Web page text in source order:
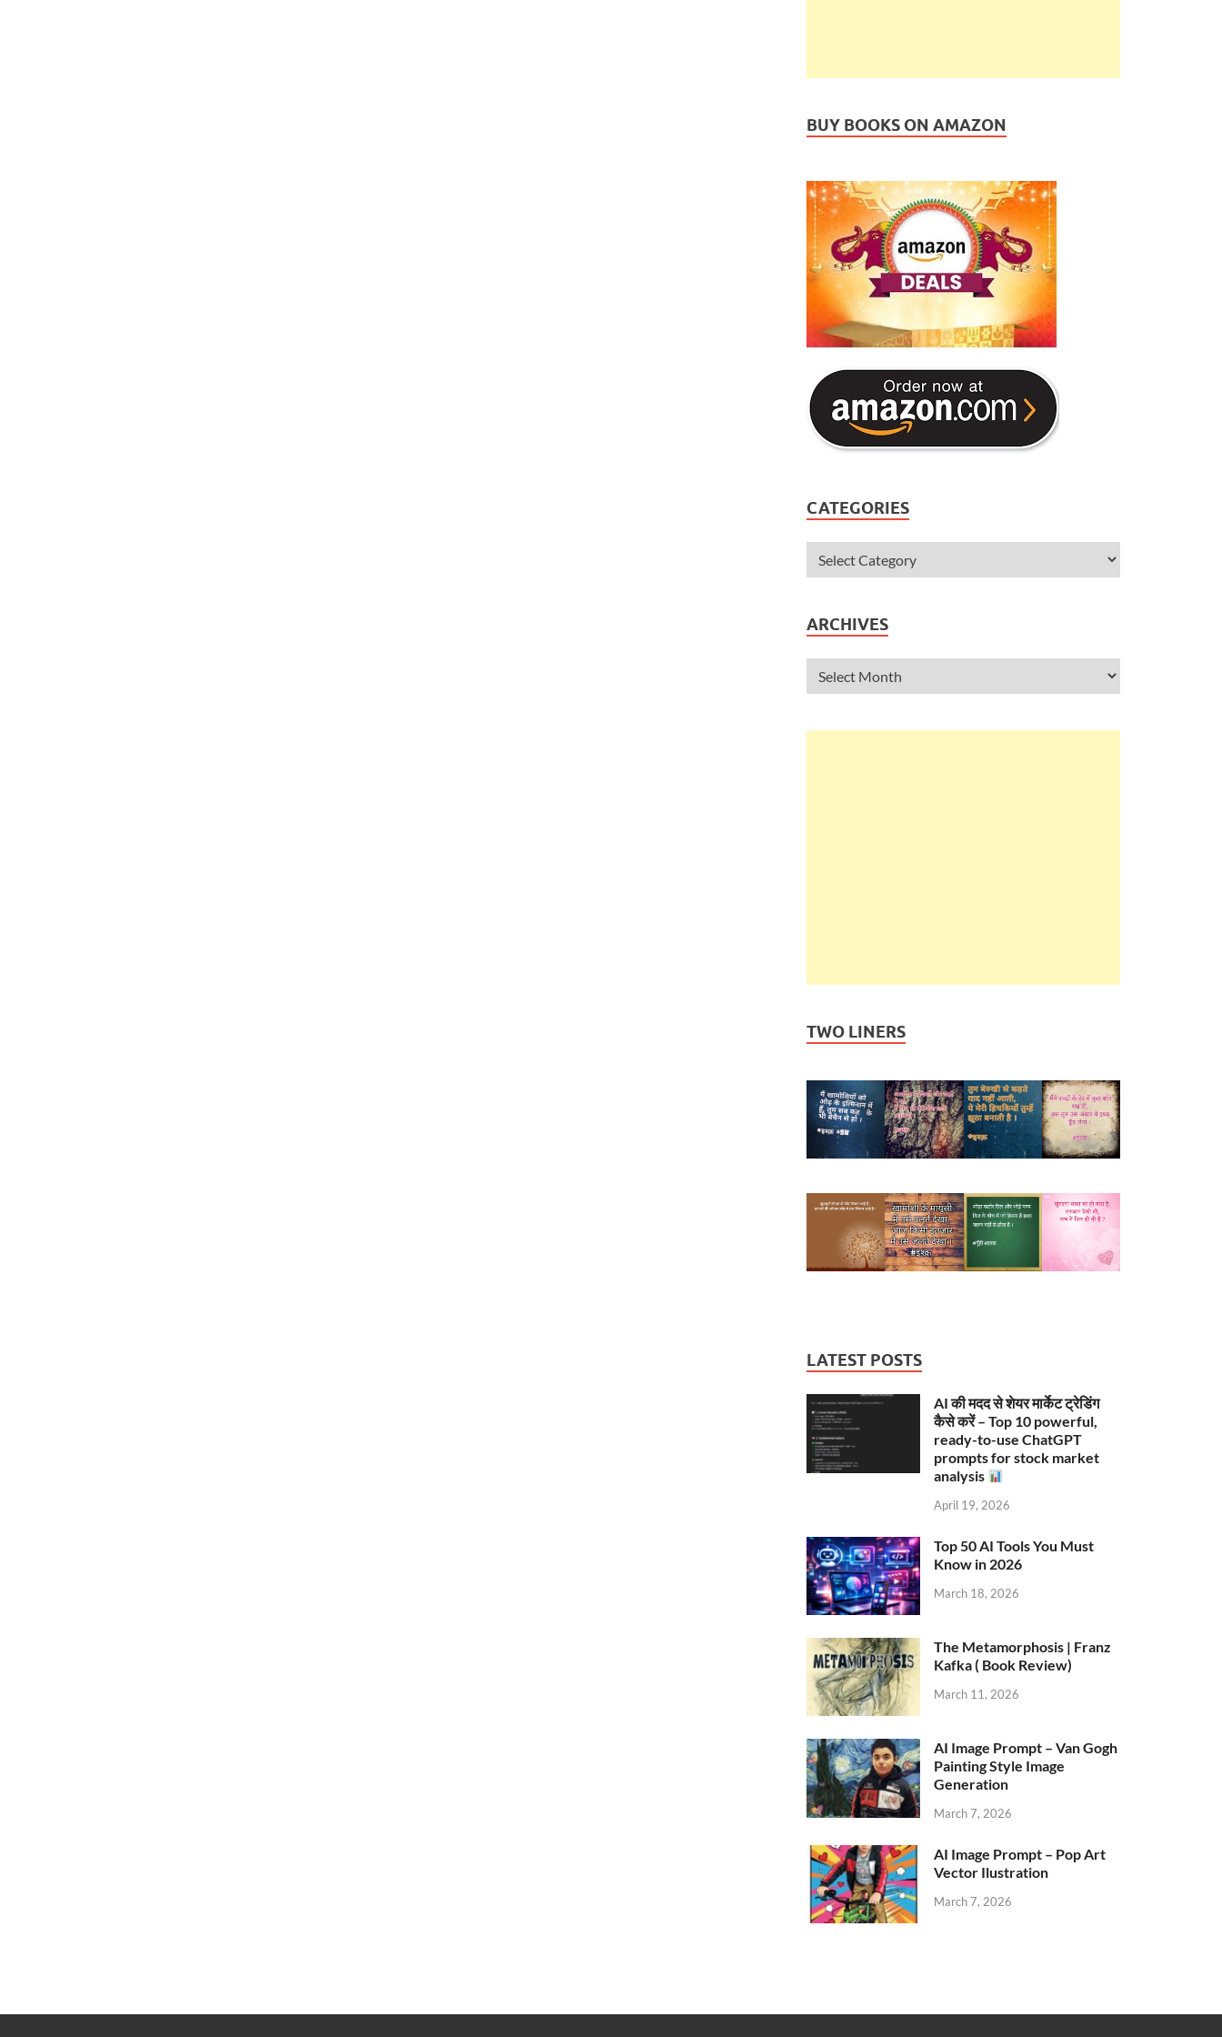
BUY BOOKS ON AMAZON
CATEGORIES
ARCHIVES
TWO LINERS
LATEST POSTS
AI की मदद से शेयर मार्केट ट्रेडिंग
कैसे करें – Top 10 powerful,
ready-to-use ChatGPT
prompts for stock market
analysis
April 19, 2026
Top 50 AI Tools You Must
Know in 2026
March 18, 2026
The Metamorphosis | Franz
Kafka ( Book Review)
March 11, 2026
AI Image Prompt – Van Gogh
Painting Style Image
Generation
March 7, 2026
AI Image Prompt – Pop Art
Vector Ilustration
March 7, 2026